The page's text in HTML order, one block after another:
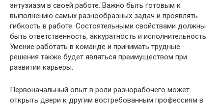
энтузиазм в своей работе. Важно быть готовым к
выполнению самых разнообразных задач и проявлять
гибкость в работе. Состоятельными свойствами должны
быть ответственность, аккуратность и исполнительность.
Умение работать в команде и принимать трудные
решения также будет являться преимуществом при
развитии карьеры.
Первоначальный опыт в роли разнорабочего может
открыть двери к другим востребованным профессиям в